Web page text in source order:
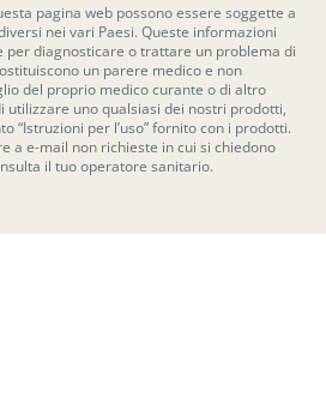
pagina web possono essere soggette a
nei vari Paesi. Queste informazioni
per diagnosticare o trattare un problema di
un parere medico e non
del proprio medico curante o di altro
utilizzare uno qualsiasi dei nostri prodotti,
“Istruzioni per l’uso” fornito con i prodotti.
a e-mail non richieste in cui si chiedono
il tuo operatore sanitario.